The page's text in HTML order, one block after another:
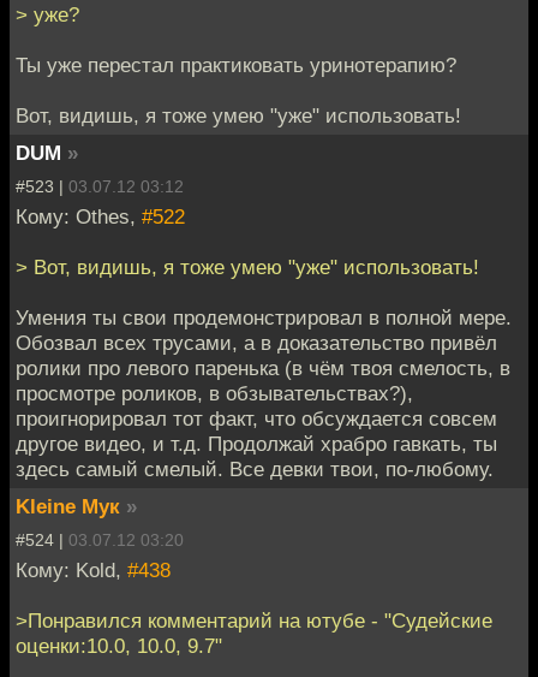
> уже?
Ты уже перестал практиковать уринотерапию?
Вот, видишь, я тоже умею "уже" использовать!
DUM »
#523 | 03.07.12 03:12
Кому: Othes, #522
> Вот, видишь, я тоже умею "уже" использовать!
Умения ты свои продемонстрировал в полной мере.
Обозвал всех трусами, а в доказательство привёл
ролики про левого паренька (в чём твоя смелость, в
просмотре роликов, в обзывательствах?),
проигнорировал тот факт, что обсуждается совсем
другое видео, и т.д. Продолжай храбро гавкать, ты
здесь самый смелый. Все девки твои, по-любому.
Kleine Мук »
#524 | 03.07.12 03:20
Кому: Kold, #438
>Понравился комментарий на ютубе - "Судейские
оценки:10.0, 10.0, 9.7"